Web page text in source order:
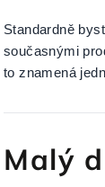
Standardně
současnými
to znamená
Malý